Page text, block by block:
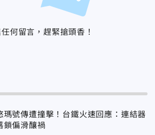
何留言，趕緊搶頭香！
瑪號傳遭撞擊！台鐵火速回應：連結器
鎖偏滑釀禍